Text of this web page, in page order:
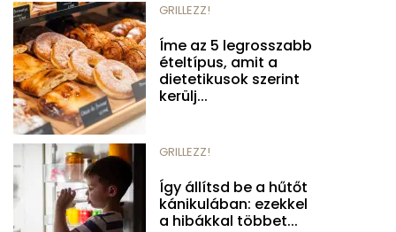
GRILLEZZ!
Íme az 5 legrosszabb
ételtípus, amit a
dietetikusok szerint
kerülj...
GRILLEZZ!
Így állítsd be a hűtőt
kánikulában: ezekkel
a hibákkal többet...